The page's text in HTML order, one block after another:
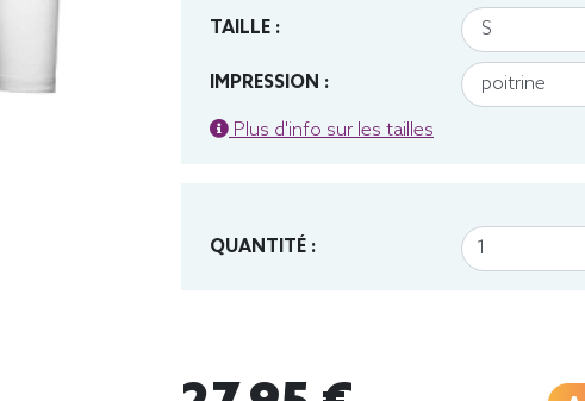
TAILLE :
IMPRESSION :
Plus d'info sur les tailles
QUANTITÉ :